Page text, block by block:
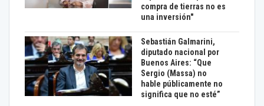
compra de tierras no es
una inversión"
Sebastián Galmarini,
diputado nacional por
Buenos Aires: “Que
Sergio (Massa) no
hable públicamente no
significa que no esté”